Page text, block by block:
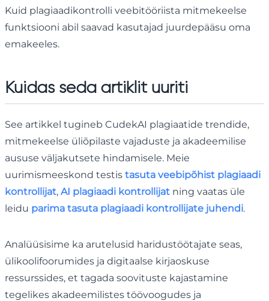
Kuid plagiaadikontrolli veebitööriista mitmekeelse
funktsiooni abil saavad kasutajad juurdepääsu oma
emakeeles.
Kuidas seda artiklit uuriti
See artikkel tugineb CudekAI plagiaatide trendide,
mitmekeelse üliõpilaste vajaduste ja akadeemilise
aususe väljakutsete hindamisele. Meie
uurimismeeskond testis tasuta veebipõhist plagiaadi
kontrollijat, AI plagiaadi kontrollijat ning vaatas üle
leidu parima tasuta plagiaadi kontrollijate juhendi.
Analüüsisime ka arutelusid haridustöötajate seas,
ülikoolifoorumides ja digitaalse kirjaoskuse
ressurssides, et tagada soovituste kajastamine
tegelikes akadeemilistes töövoogudes ja